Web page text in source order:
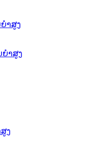
ຳສູງ
າສູງ
ງ